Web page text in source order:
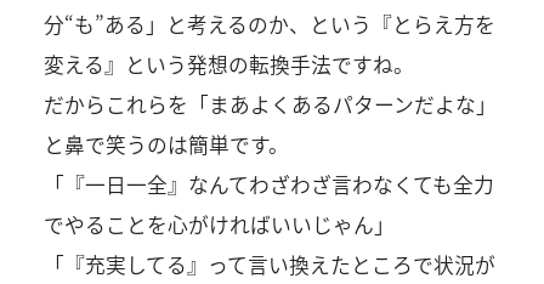
分“も”ある」と考えるのか、という『とらえ方を
変える』という発想の転換手法ですね。
だからこれらを「まあよくあるパターンだよな」
と鼻で笑うのは簡単です。
「『一日一全』なんてわざわざ言わなくても全力
でやることを心がければいいじゃん」
「『充実してる』って言い換えたところで状況が